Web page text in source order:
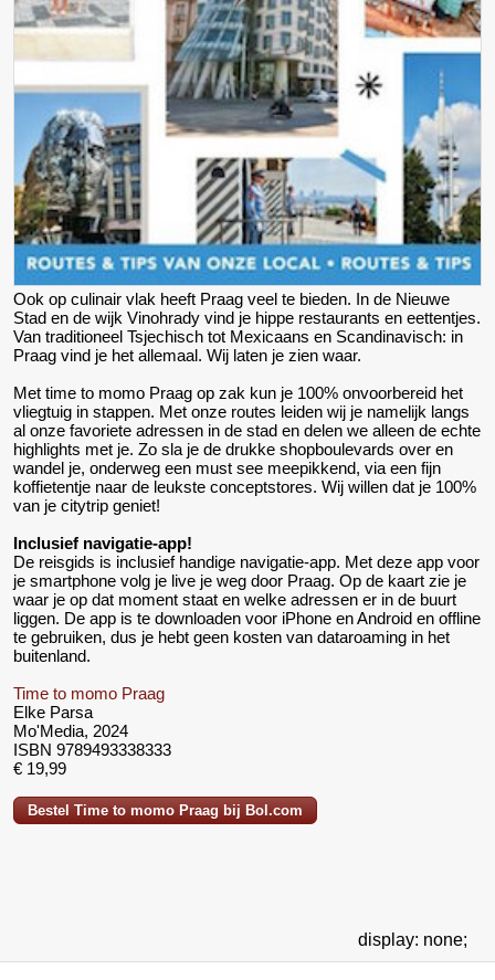
Ook op culinair vlak heeft Praag veel te bieden. In de Nieuwe
Stad en de wijk Vinohrady vind je hippe restaurants en eettentjes.
Van traditioneel Tsjechisch tot Mexicaans en Scandinavisch: in
Praag vind je het allemaal. Wij laten je zien waar.
Met time to momo Praag op zak kun je 100% onvoorbereid het
vliegtuig in stappen. Met onze routes leiden wij je namelijk langs
al onze favoriete adressen in de stad en delen we alleen de echte
highlights met je. Zo sla je de drukke shopboulevards over en
wandel je, onderweg een must see meepikkend, via een fijn
koffietentje naar de leukste conceptstores. Wij willen dat je 100%
van je citytrip geniet!
Inclusief navigatie‐app!
De reisgids is inclusief handige navigatie‐app. Met deze app voor
je smartphone volg je live je weg door Praag. Op de kaart zie je
waar je op dat moment staat en welke adressen er in de buurt
liggen. De app is te downloaden voor iPhone en Android en offline
te gebruiken, dus je hebt geen kosten van dataroaming in het
buitenland.
Time to momo Praag
Elke Parsa
Mo'Media, 2024
ISBN 9789493338333
€ 19,99
Bestel Time to momo Praag bij Bol.com
display: none;